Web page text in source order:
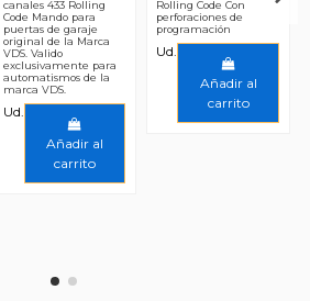
canales 433 Rolling
Code Mando para
puertas de garaje
original de la Marca
VDS. Valido
exclusivamente para
automatismos de la
marca VDS.
Ud.
Añadir al
carrito
Rolling Code Con
perforaciones de
programación
Ud.
Añadir al
carrito